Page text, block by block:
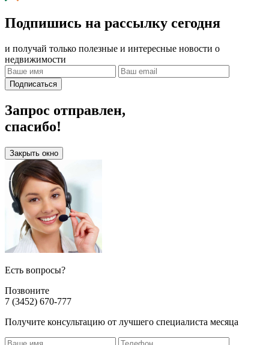
Подпишись на рассылку сегодня
и получай только полезные и интересные новости о
недвижимости
Подписаться
Запрос отправлен,
спасибо!
Закрыть окно
Есть вопросы?
Позвоните
7 (3452) 670-777
Получите консультацию от лучшего специалиста месяца